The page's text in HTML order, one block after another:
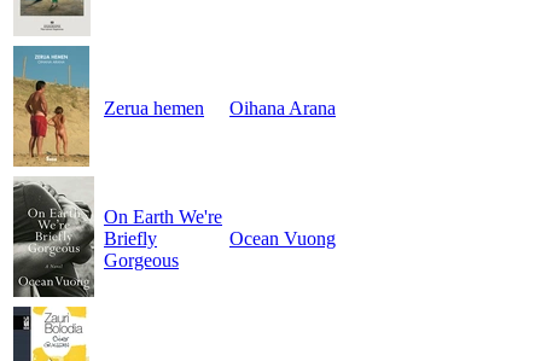
Zerua hemen Oihana Arana
On Earth We're
Briefly
Gorgeous
Ocean Vuong